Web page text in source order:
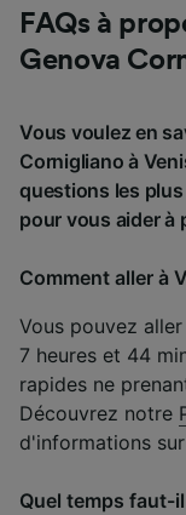
FAQs à
Genova
Vous voulez en
Cornigliano à
questions les
pour vous aider à
Comment aller à
Vous pouvez
7 heures et 44
rapides ne
Découvrez notre
d'informations
Quel temps faut-